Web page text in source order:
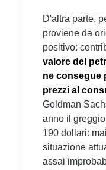
D'altra parte,
proviene da
positivo:
valore del
ne consegue
prezzi al
Goldman
anno il
190 dollari:
situazione
assai